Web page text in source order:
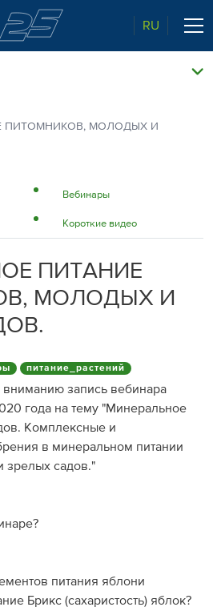
RU
ПИТОМНИКОВ, МОЛОДЫХ И
Вебинары
Короткие видео
ПИТАНИЕ
МОЛОДЫХ И
питание_растений
запись вебинара
года на тему "Минеральное
Комплексные и
в минеральном питании
зрелых садов."
питания яблони
Брикс (сахаристость) яблок?